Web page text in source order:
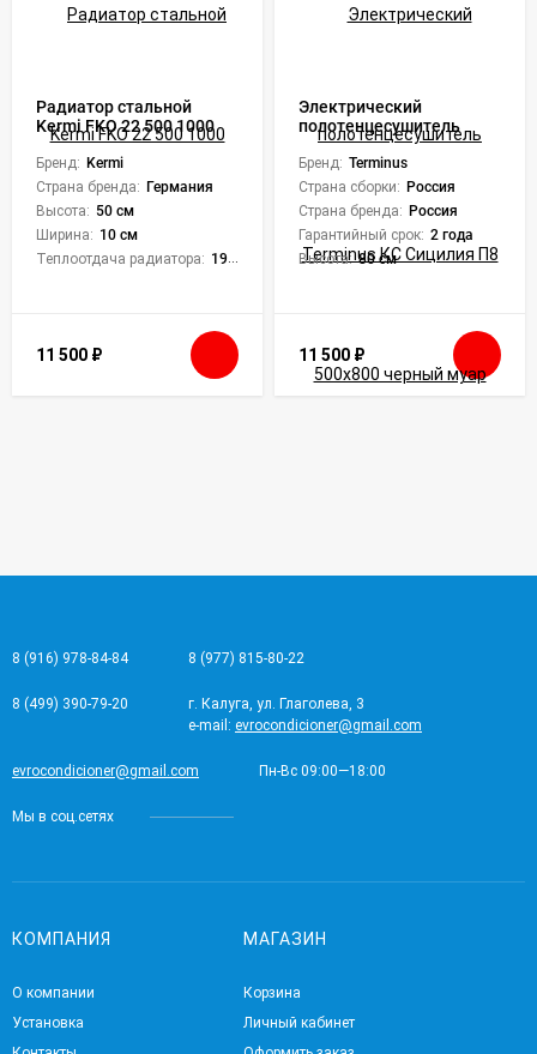
Радиатор стальной
Kermi FKO 22 500 1000
Бренд: Kermi
Страна бренда: Германия
Высота: 50 см
Ширина: 10 см
Теплоотдача радиатора: 1930 Вт
11 500 ₽
Электрический
полотенцесушитель
Terminus КС Сицилия П8
500х800 черный муар
Бренд: Terminus
Страна сборки: Россия
Страна бренда: Россия
Гарантийный срок: 2 года
Высота: 80 см
11 500 ₽
8 (916) 978-84-84 8 (977) 815-80-22
8 (499) 390-79-20
г. Калуга, ул. Глаголева, 3
e-mail: evrocondicioner@gmail.com
evrocondicioner@gmail.com Пн-Вс 09:00—18:00
Мы в соц.сетях
КОМПАНИЯ
О компании
Установка
МАГАЗИН
Корзина
Личный кабинет